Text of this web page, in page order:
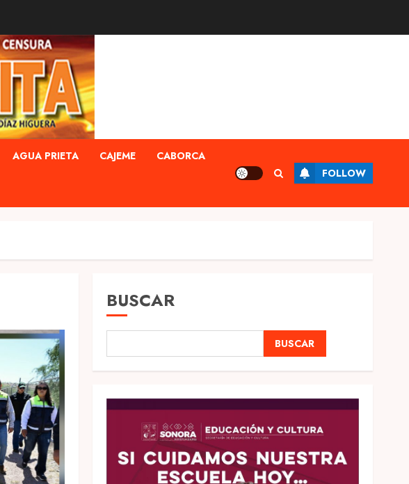
AGUA PRIETA CAJEME CABORCA
FOLLOW
BUSCAR
BUSCAR